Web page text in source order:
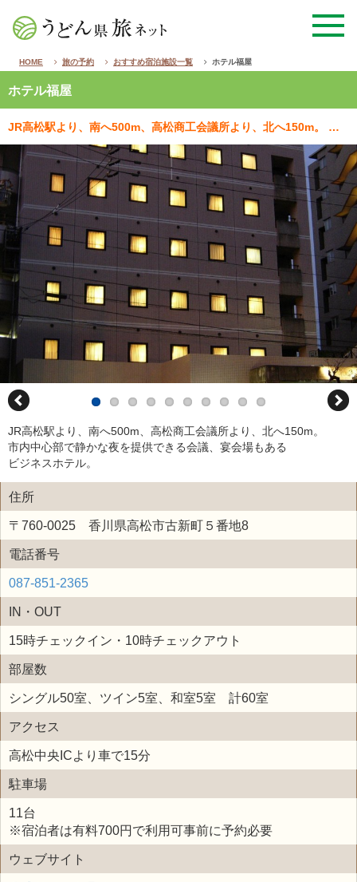
HOME 旅の予約 おすすめ宿泊施設一覧 ホテル福屋
ホテル福屋
JR高松駅より、南へ500m、高松商工会議所より、北へ150m。 市内中心部で静かな夜を提供できる…
JR高松駅より、南へ500m、高松商工会議所より、北へ150m。
市内中心部で静かな夜を提供できる会議、宴会場もある
ビジネスホテル。
住所
〒760-0025 香川県高松市古新町５番地8
電話番号
087-851-2365
IN・OUT
15時チェックイン・10時チェックアウト
部屋数
シングル50室、ツイン5室、和室5室 計60室
アクセス
高松中央ICより車で15分
駐車場
11台
※宿泊者は有料700円で利用可事前に予約必要
ウェブサイト